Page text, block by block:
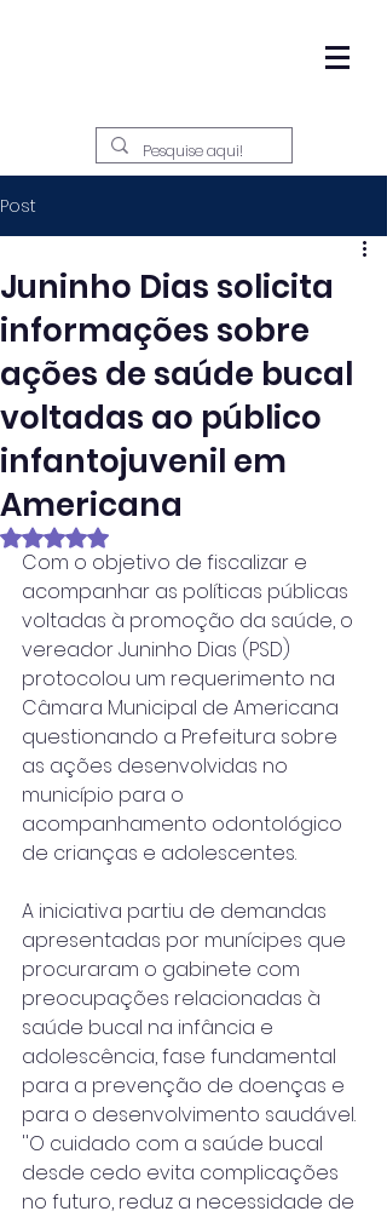
Post
Juninho Dias solicita
informações sobre
ações de saúde bucal
voltadas ao público
infantojuvenil em
Americana
Avaliado com NaN de 5 estrelas.
Com o objetivo de fiscalizar e
acompanhar as políticas públicas
voltadas à promoção da saúde, o
vereador Juninho Dias (PSD)
protocolou um requerimento na
Câmara Municipal de Americana
questionando a Prefeitura sobre
as ações desenvolvidas no
município para o
acompanhamento odontológico
de crianças e adolescentes.
A iniciativa partiu de demandas
apresentadas por munícipes que
procuraram o gabinete com
preocupações relacionadas à
saúde bucal na infância e
adolescência, fase fundamental
para a prevenção de doenças e
para o desenvolvimento saudável.
''O cuidado com a saúde bucal
desde cedo evita complicações
no futuro, reduz a necessidade de